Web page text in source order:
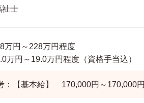
祉士
万円～228万円程度
万円～19.0万円程度（資格手当込）
：【基本給】 170,000円～170,000円